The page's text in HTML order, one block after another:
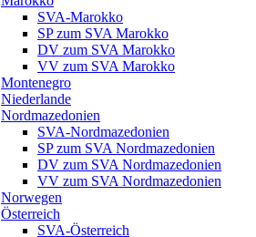
SVA-Marokko
SP zum SVA Marokko
DV zum SVA Marokko
VV zum SVA Marokko
Montenegro
Niederlande
Nordmazedonien
SVA-Nordmazedonien
SP zum SVA Nordmazedonien
DV zum SVA Nordmazedonien
VV zum SVA Nordmazedonien
Norwegen
Österreich
SVA-Österreich